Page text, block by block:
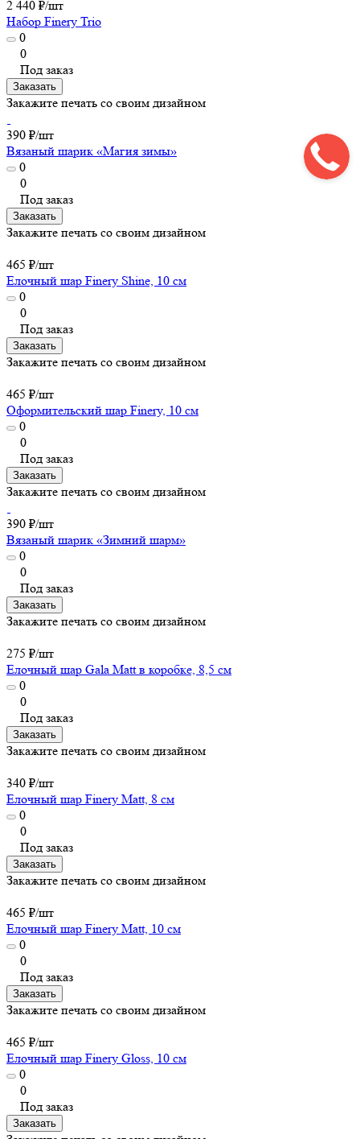
2 440 ₽/шт
Набор Finery Trio
0
0
Под заказ
Заказать
Закажите печать со своим дизайном
390 ₽/шт
Вязаный шарик «Магия зимы»
0
0
Под заказ
Заказать
Закажите печать со своим дизайном
465 ₽/шт
Елочный шар Finery Shine, 10 см
0
0
Под заказ
Заказать
Закажите печать со своим дизайном
465 ₽/шт
Оформительский шар Finery, 10 см
0
0
Под заказ
Заказать
Закажите печать со своим дизайном
390 ₽/шт
Вязаный шарик «Зимний шарм»
0
0
Под заказ
Заказать
Закажите печать со своим дизайном
275 ₽/шт
Елочный шар Gala Matt в коробке, 8,5 см
0
0
Под заказ
Заказать
Закажите печать со своим дизайном
340 ₽/шт
Елочный шар Finery Matt, 8 см
0
0
Под заказ
Заказать
Закажите печать со своим дизайном
465 ₽/шт
Елочный шар Finery Matt, 10 см
0
0
Под заказ
Заказать
Закажите печать со своим дизайном
465 ₽/шт
Елочный шар Finery Gloss, 10 см
0
0
Под заказ
Заказать